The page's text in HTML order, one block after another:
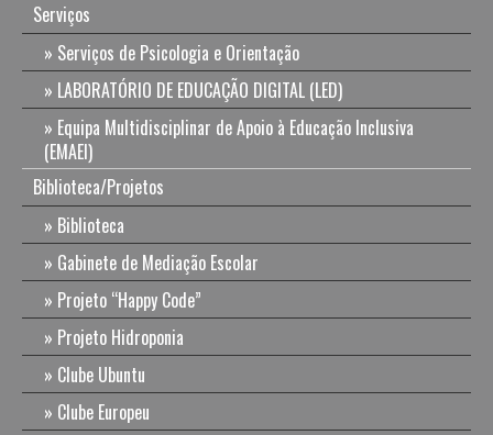
Serviços
Serviços de Psicologia e Orientação
LABORATÓRIO DE EDUCAÇÃO DIGITAL (LED)
Equipa Multidisciplinar de Apoio à Educação Inclusiva
(EMAEI)
Biblioteca/Projetos
Biblioteca
Gabinete de Mediação Escolar
Projeto “Happy Code”
Projeto Hidroponia
Clube Ubuntu
Clube Europeu